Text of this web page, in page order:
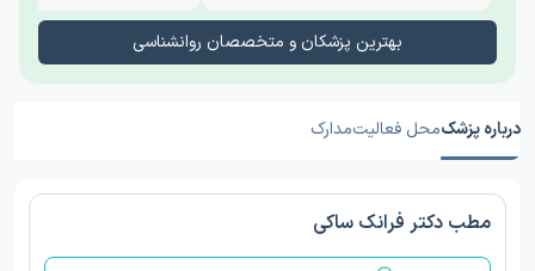
بهترین پزشکان و متخصصان روانشناسی
درباره پزشکمحل فعالیتمدارک
مطب دکتر فرانک ساکی